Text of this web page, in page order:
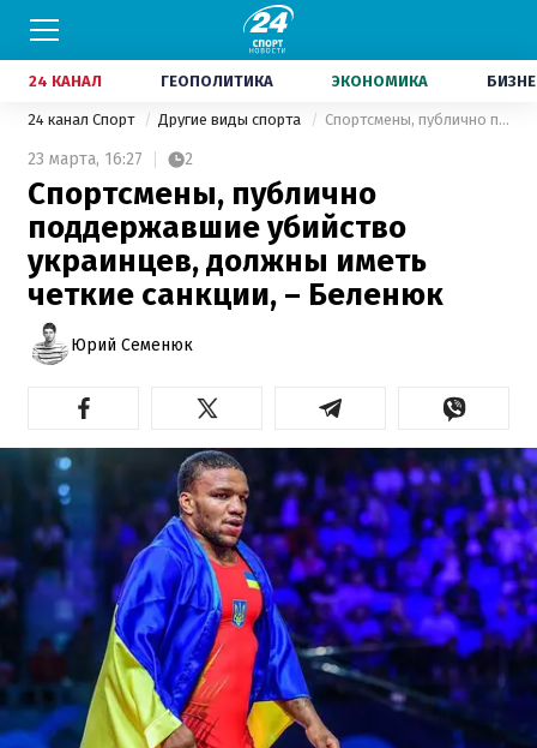
24 КАНАЛ ГЕОПОЛИТИКА ЭКОНОМИКА
24 канал Спорт Другие виды спорта Спортсмены, публично поддержавшие убийство украинцев, должны иметь четкие санкции, – Беленюк
23 марта, 16:27 2
Спортсмены, публично
поддержавшие убийство
украинцев, должны иметь
четкие санкции, – Беленюк
Юрий Семенюк